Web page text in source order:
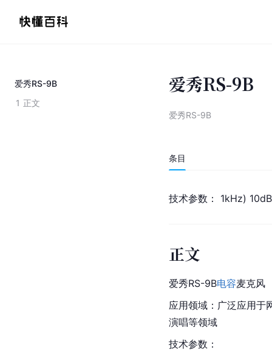
爱秀RS-9B
1 正文
爱秀RS-9B
爱秀RS-9B
条目
技术参数： 1kHz)
正文
爱秀RS-9B电容麦克风
应用领域：广泛应用于
演唱等领域
技术参数：